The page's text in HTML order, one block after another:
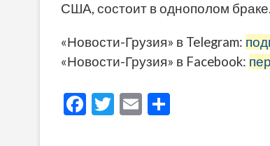
США, состоит в однополом браке.
«Новости-Грузия» в Telegram:
«Новости-Грузия» в Facebook:
F
T
E